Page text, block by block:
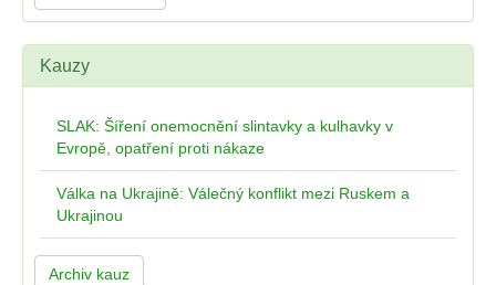
Kauzy
SLAK: Šíření onemocnění slintavky a kulhavky v
Evropě, opatření proti nákaze
Válka na Ukrajině: Válečný konflikt mezi Ruskem a
Ukrajinou
Archiv kauz